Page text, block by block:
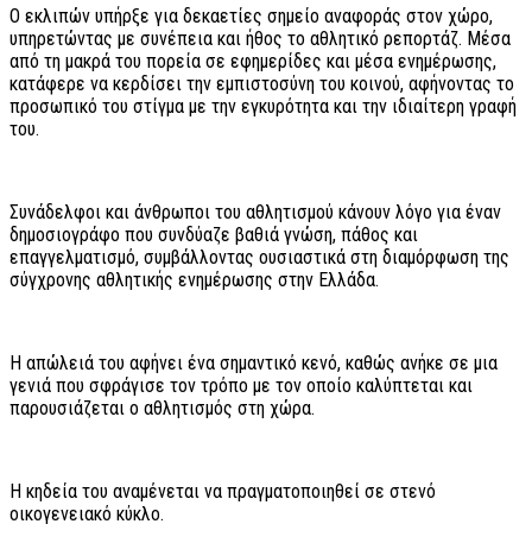
Ο εκλιπών υπήρξε για δεκαετίες σημείο αναφοράς στον χώρο,
υπηρετώντας με συνέπεια και ήθος το αθλητικό ρεπορτάζ. Μέσα
από τη μακρά του πορεία σε εφημερίδες και μέσα ενημέρωσης,
κατάφερε να κερδίσει την εμπιστοσύνη του κοινού, αφήνοντας το
προσωπικό του στίγμα με την εγκυρότητα και την ιδιαίτερη γραφή
του.
Συνάδελφοι και άνθρωποι του αθλητισμού κάνουν λόγο για έναν
δημοσιογράφο που συνδύαζε βαθιά γνώση, πάθος και
επαγγελματισμό, συμβάλλοντας ουσιαστικά στη διαμόρφωση της
σύγχρονης αθλητικής ενημέρωσης στην Ελλάδα.
Η απώλειά του αφήνει ένα σημαντικό κενό, καθώς ανήκε σε μια
γενιά που σφράγισε τον τρόπο με τον οποίο καλύπτεται και
παρουσιάζεται ο αθλητισμός στη χώρα.
Η κηδεία του αναμένεται να πραγματοποιηθεί σε στενό
οικογενειακό κύκλο.